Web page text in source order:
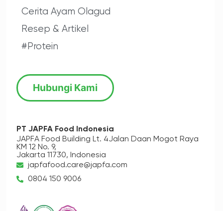
Cerita Ayam Olagud
Resep & Artikel
#Protein
Hubungi Kami
PT JAPFA Food Indonesia
JAPFA Food Building Lt. 4Jalan Daan Mogot Raya
KM 12 No. 9,
Jakarta 11730, Indonesia
japfafood.care@japfa.com
0804 150 9006